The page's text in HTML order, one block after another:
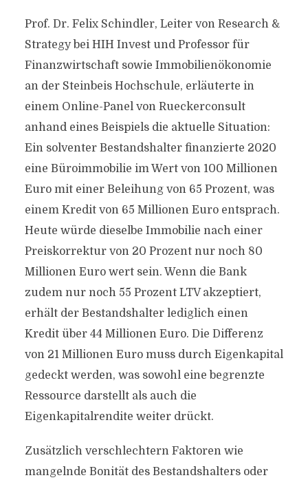
Prof. Dr. Felix Schindler, Leiter von Research &
Strategy bei HIH Invest und Professor für
Finanzwirtschaft sowie Immobilienökonomie
an der Steinbeis Hochschule, erläuterte in
einem Online-Panel von Rueckerconsult
anhand eines Beispiels die aktuelle Situation:
Ein solventer Bestandshalter finanzierte 2020
eine Büroimmobilie im Wert von 100 Millionen
Euro mit einer Beleihung von 65 Prozent, was
einem Kredit von 65 Millionen Euro entsprach.
Heute würde dieselbe Immobilie nach einer
Preiskorrektur von 20 Prozent nur noch 80
Millionen Euro wert sein. Wenn die Bank
zudem nur noch 55 Prozent LTV akzeptiert,
erhält der Bestandshalter lediglich einen
Kredit über 44 Millionen Euro. Die Differenz
von 21 Millionen Euro muss durch Eigenkapital
gedeckt werden, was sowohl eine begrenzte
Ressource darstellt als auch die
Eigenkapitalrendite weiter drückt.
Zusätzlich verschlechtern Faktoren wie
mangelnde Bonität des Bestandshalters oder